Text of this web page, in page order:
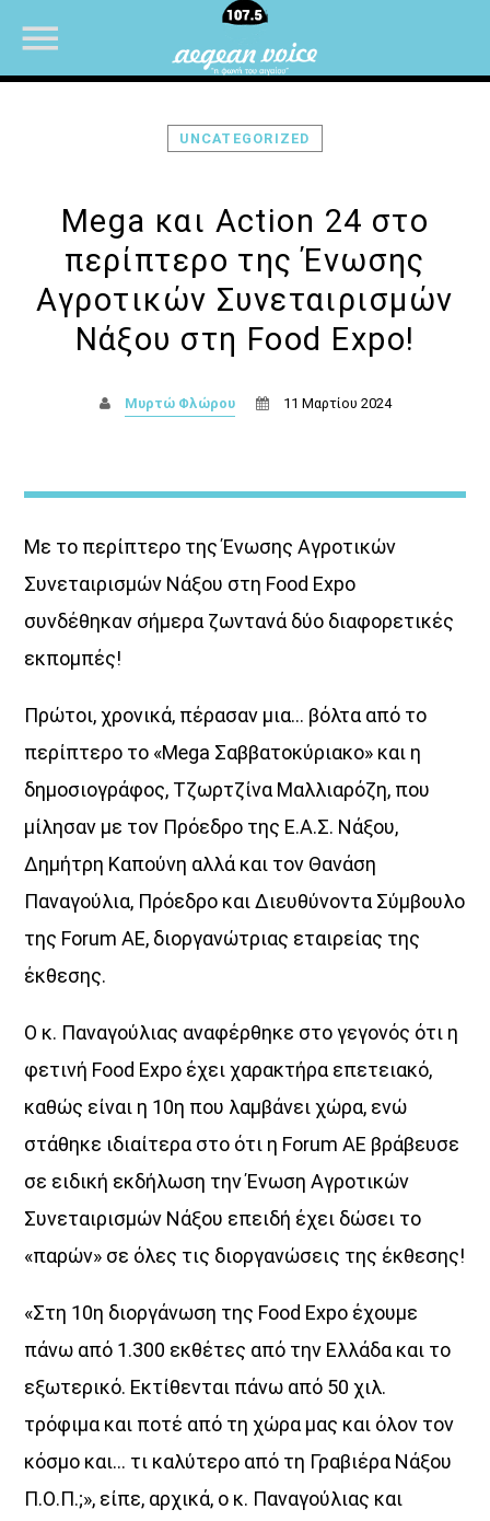
Title:Νησιώτικη μουσική και …σαλπάρουμε με τον Aegean
Voice σε... «Μια θάλασσα τραγούδια»!Ένα ταξίδι στη
Η Κατερίνα Φακίνου ταξιδεύει τους ακροατές από νησί σε
νησί με παραδοσιακές, ποιοτικέςεπιλογές από νησιώτικα
και τηναλμύρα της θάλασσας!Ταξίδεψε σε …«Μια θάλασσα
τραγούδια» μόνο από την συχνότητα του Aegean Voice
Discover More
UNCATEGORIZED
Mega και Action 24 στο
περίπτερο της Ένωσης
Αγροτικών Συνεταιρισμών
Νάξου στη Food Expo!
Μυρτώ Φλώρου 11 Μαρτίου 2024
Με το περίπτερο της Ένωσης Αγροτικών
Συνεταιρισμών Νάξου στη Food Expo
συνδέθηκαν σήμερα ζωντανά δύο διαφορετικές
εκπομπές!
Πρώτοι, χρονικά, πέρασαν μια… βόλτα από το
περίπτερο το «Mega Σαββατοκύριακο» και η
δημοσιογράφος, Τζωρτζίνα Μαλλιαρόζη, που
μίλησαν με τον Πρόεδρο της Ε.Α.Σ. Νάξου,
Δημήτρη Καπούνη αλλά και τον Θανάση
Παναγούλια, Πρόεδρο και Διευθύνοντα Σύμβουλο
της Forum AE, διοργανώτριας εταιρείας της
έκθεσης.
Ο κ. Παναγούλιας αναφέρθηκε στο γεγονός ότι η
φετινή Food Expo έχει χαρακτήρα επετειακό,
καθώς είναι η 10η που λαμβάνει χώρα, ενώ
στάθηκε ιδιαίτερα στο ότι η Forum ΑΕ βράβευσε
σε ειδική εκδήλωση την Ένωση Αγροτικών
Συνεταιρισμών Νάξου επειδή έχει δώσει το
«παρών» σε όλες τις διοργανώσεις της έκθεσης!
«Στη 10η διοργάνωση της Food Expo έχουμε
πάνω από 1.300 εκθέτες από την Ελλάδα και το
εξωτερικό. Εκτίθενται πάνω από 50 χιλ.
τρόφιμα και ποτέ από τη χώρα μας και όλον τον
κόσμο και… τι καλύτερο από τη Γραβιέρα Νάξου
Π.Ο.Π.;», είπε, αρχικά, ο κ. Παναγούλιας και